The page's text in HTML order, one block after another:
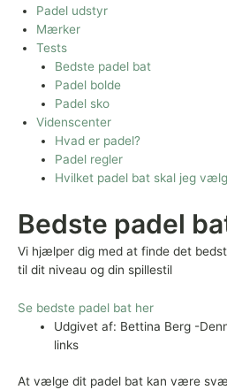
Padel udstyr
Mærker
Tests
Bedste padel bat
Padel bolde
Padel sko
Videnscenter
Hvad er padel?
Padel regler
Hvilket padel bat skal jeg
Bedste padel
Vi hjælper dig med at finde det
til dit niveau og din spillestil
Se bedste padel bat her
Udgivet af: Bettina Berg -
links
At vælge dit padel bat kan være